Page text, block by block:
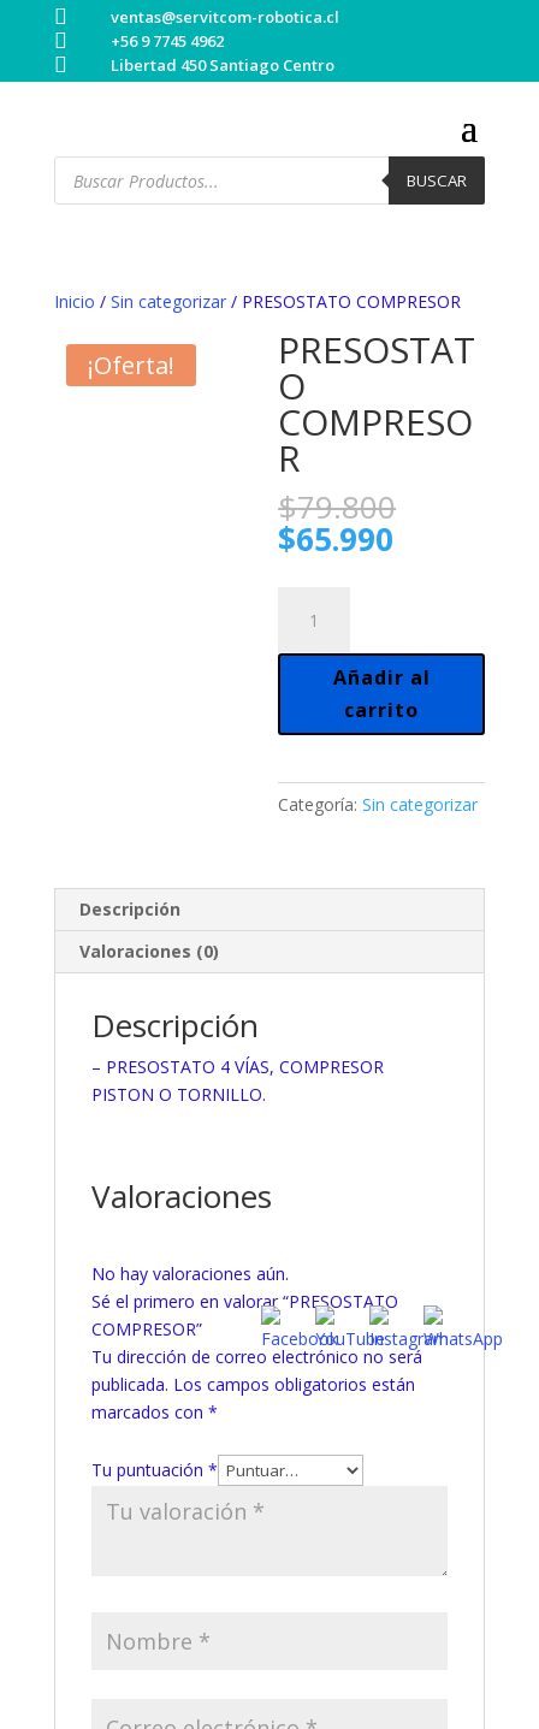
 ventas@servitcom-robotica.cl
 +56 9 7745 4962
 Libertad 450 Santiago Centro
Búsqueda
productos
BUSCAR
Inicio / Sin categorizar/ PRESOSTATO COMPRESOR
¡Oferta! PRESOSTAT
O
COMPRESO
R
$79.800
$65.990
$65.990.
COMPRESOR
cantidad
Añadir al
carrito
Categoría:Sin categorizar
Descripción
Valoraciones (0)
Descripción
– PRESOSTATO 4 VÍAS, COMPRESOR
PISTON O TORNILLO.
Valoraciones
No hay valoraciones aún.
Sé el primero en valorar “PRESOSTATO
COMPRESOR”
Tu dirección de correo electrónico no será
publicada. Los campos obligatorios están
marcados con *
Tu puntuación *